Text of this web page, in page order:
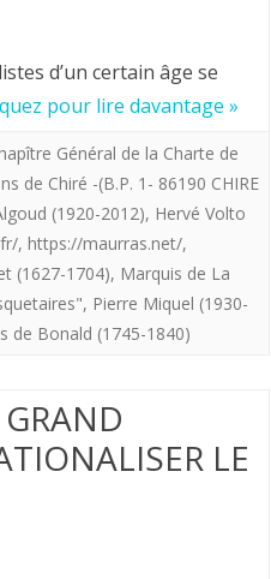
d’un certain âge se
pour lire davantage »
Général de la Charte de
de Chiré -(B.P. 1- 86190 CHIRE
(1920-2012), Hervé Volto
, https://maurras.net/,
(1627-1704), Marquis de La
, Pierre Miquel (1930-
de Bonald (1745-1840)
LE